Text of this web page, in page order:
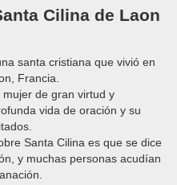
Cilina de Laon
santa cristiana que vivió en
Francia.
de gran virtud y
vida de oración y su
Santa Cilina es que se dice
y muchas personas acudían